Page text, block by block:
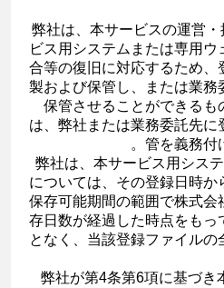
4.弊社は、本サービスの運営
ビス用システムまたは専用
合等の復旧に対応するため、
製および保管し、または業務
保管させることができるも
は、弊社または業務委託先に
管を義務付
5．弊社は、本サービス用シ
については、その登録日時か
保存可能期間の範囲で株式会
存日数が経過した時点をもっ
となく、当該登録ファイルの
6. 弊社が第4条第6項に基づ